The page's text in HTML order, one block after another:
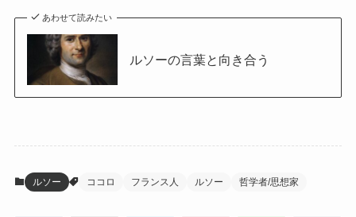
あわせて読みたい
ルソーの言葉と向き合う
ルソー ココロ フランス人 ルソー 哲学者/思想家